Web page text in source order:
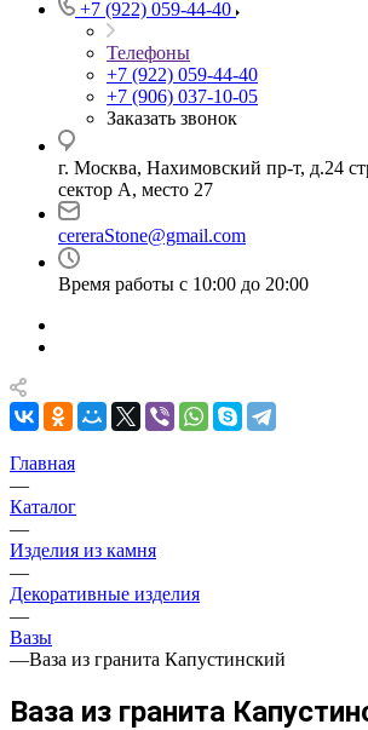
+7 (922) 059-44-40
Телефоны
+7 (922) 059-44-40
+7 (906) 037-10-05
Заказать звонок
г. Москва, Нахимовский пр-т, д.24
сектор А, место 27
cereraStone@gmail.com
Время работы с 10:00 до 20:00
Главная
—
Каталог
—
Изделия из камня
—
Декоративные изделия
—
Вазы
—Ваза из гранита Капустинский
Ваза из гранита